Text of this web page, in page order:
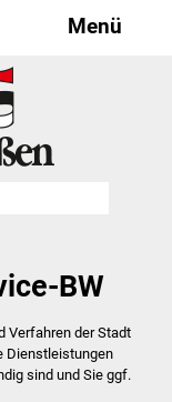
Menü
BW
Verfahren der Stadt
Dienstleistungen
sind und Sie ggf.